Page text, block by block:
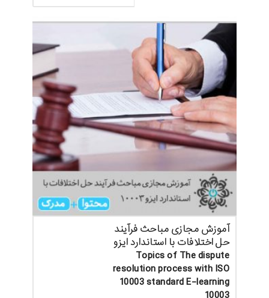
آموزش مجازی مباحث فرآیند
حل اختلافات با استاندارد ایزو
Topics of The dispute
resolution process with ISO
10003 standard E-learning